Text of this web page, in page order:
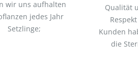
wir uns aufhalten
jedes Jahr
Setzlinge;
Qualität
Kunden
die